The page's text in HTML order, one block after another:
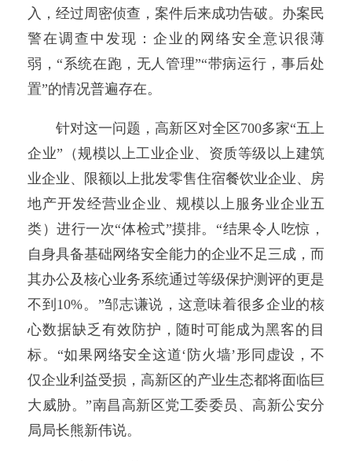
入，经过周密侦查，案件后来成功告破。办案民
警在调查中发现：企业的网络安全意识很薄
弱，“系统在跑，无人管理”“带病运行，事后处
置”的情况普遍存在。
针对这一问题，高新区对全区700多家“五上
企业”（规模以上工业企业、资质等级以上建筑
业企业、限额以上批发零售住宿餐饮业企业、房
地产开发经营业企业、规模以上服务业企业五
类）进行一次“体检式”摸排。“结果令人吃惊，
自身具备基础网络安全能力的企业不足三成，而
其办公及核心业务系统通过等级保护测评的更是
不到10%。”邹志谦说，这意味着很多企业的核
心数据缺乏有效防护，随时可能成为黑客的目
标。“如果网络安全这道‘防火墙’形同虚设，不
仅企业利益受损，高新区的产业生态都将面临巨
大威胁。”南昌高新区党工委委员、高新公安分
局局长熊新伟说。